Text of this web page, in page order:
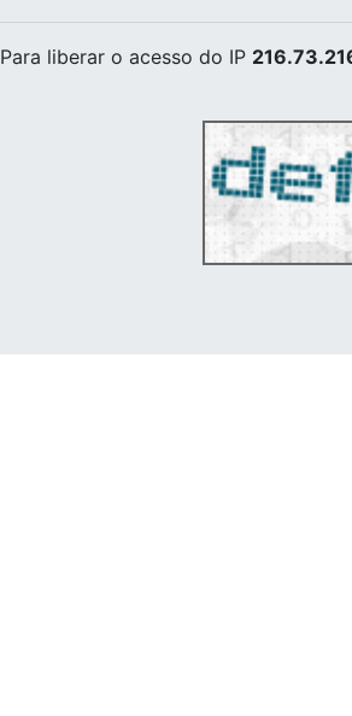
Para liberar o acesso do IP